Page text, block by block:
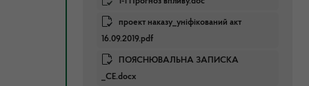
проект наказу_уніфікований акт
16.09.2019.pdf
ПОЯСНЮВАЛЬНА ЗАПИСКА
_СЕ.docx